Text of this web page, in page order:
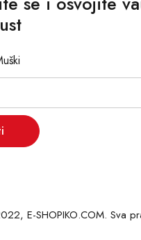
E-SHOPIKO.COM. Sva